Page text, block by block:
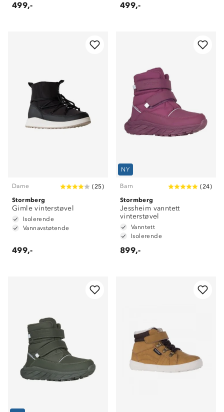
499,- 499,-
Dame (25)
Stormberg
Gimle vinterstøvel
Isolerende
Vannavstøtende
499,-
NY
Barn (24)
Stormberg
Jessheim vanntett
vinterstøvel
Vanntett
Isolerende
899,-